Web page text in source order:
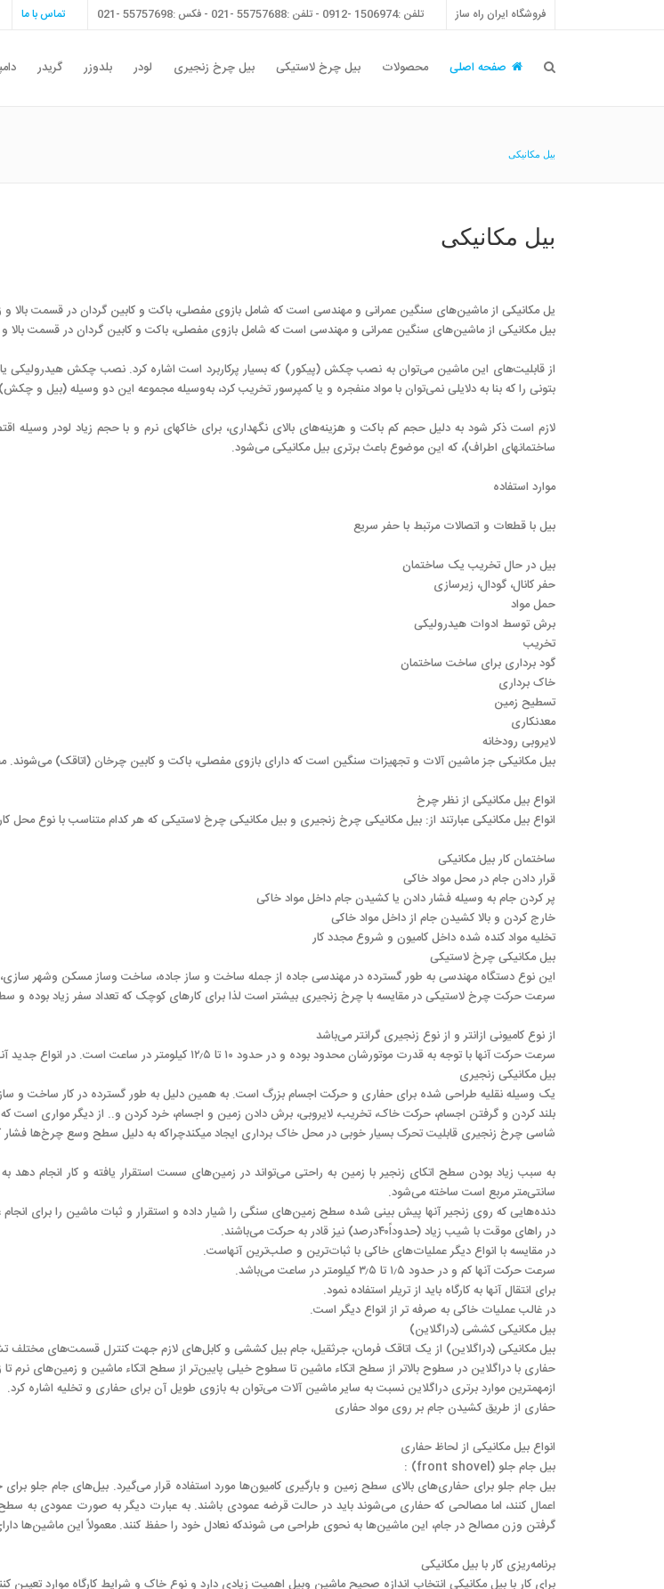
تماس با ما تلفن :1506974 -0912 - تلفن :55757688 -021 - فکس :55757698 -021 فروشگاه ایران راه ساز
گریدر بلدوزر لودر بیل چرخ زنجیری بیل چرخ لاستیکی محصولات صفحه اصلی
بیل مکانیکی
بیل مکانیکی
یل مکانیکی از ماشین‌های سنگین عمرانی و مهندسی است که شامل بازوی مفصلی، باکت و کابین گردان در قسمت بالا و
بیل مکانیکی از ماشین‌های سنگین عمرانی و مهندسی است که شامل بازوی مفصلی، باکت و کابین گردان در قسمت بالا
از قابلیت‌های این ماشین می‌توان به نصب چکش (پیکور) که بسیار پرکاربرد است اشاره کرد. نصب چکش هیدرولیکی
بتونی را که بنا به دلایلی نمی‌توان با مواد منفجره و یا کمپرسور تخریب کرد، به‌وسیله مجموعه این دو وسیله (بیل و
لازم است ذکر شود به دلیل حجم کم باکت و هزینه‌های بالای نگهداری، برای خاکهای نرم و با حجم زیاد لودر وسیله
ساختمانهای اطراف)، که این موضوع باعث برتری بیل مکانیکی می‌شود.
موارد استفاده
بیل با قطعات و اتصالات مرتبط با حفر سریع
بیل در حال تخریب یک ساختمان
حفر کانال، گودال، زیرسازی
حمل مواد
برش توسط ادوات هیدرولیکی
تخریب
گود برداری برای ساخت ساختمان
خاک برداری
تسطیح زمین
معدنکاری
لایروبی رودخانه
بیل مکانیکی جز ماشین آلات و تجهیزات سنگین است که دارای بازوی مفصلی، باکت و کابین چرخان (اتاقک)
انواع بیل مکانیکی از نظر چرخ
انواع بیل مکانیکی عبارتند از: بیل مکانیکی چرخ زنجیری و بیل مکانیکی چرخ لاستیکی که هر کدام متناسب با نوع محل
ساختمان کار بیل مکانیکی
قرار دادن جام در محل مواد خاکی
پر کردن جام به وسیله فشار دادن یا کشیدن جام داخل مواد خاکی
خارج کردن و بالا کشیدن جام از داخل مواد خاکی
تخلیه مواد کنده شده داخل کامیون و شروع مجدد کار
بیل مکانیکی چرخ لاستیکی
این نوع دستگاه مهندسی به طور گسترده در مهندسی جاده از جمله ساخت و ساز جاده، ساخت وساز مسکن وشهر سازی،
سرعت حرکت چرخ لاستیکی در مقایسه با چرخ زنجیری بیشتر است لذا برای کارهای کوچک که تعداد سفر زیاد بوده و
از نوع کامیونی ازانتر و از نوع زنجیری گرانتر می‌باشد
سرعت حرکت آنها با توجه به قدرت موتورشان محدود بوده و در حدود ۱۰ تا ۱۲٫۵ کیلومتر در ساعت است. در انواع جدید آنها نیز به ۴۰ کیلومتر در ساعت نیز می‌رسد.
بیل مکانیکی زنجیری
یک وسیله نقلیه طراحی شده برای حفاری و حرکت اجسام بزرگ است. به همین دلیل به طور گسترده در کار ساخت و ساز
بلند کردن و گرفتن اجسام، حرکت خاک، تخریب، لایروبی، برش دادن زمین و اجسام، خرد کردن و.. از دیگر مواری است
شاسی چرخ زنجیری قابلیت تحرک بسیار خوبی در محل خاک برداری ایجاد میکندچراکه به دلیل سطح وسع چرخ‌ها
سانتی‌متر مربع است ساخته می‌شود.
دنده‌هایی که روی زنجیر آنها پیش بینی شده سطح زمین‌های سنگی را شیار داده و استقرار و ثبات ماشین را برای
در راهای موقت با شیب زیاد (حدوداً۴۰درصد) نیز قادر به حرکت می‌باشند.
در مقایسه با انواع دیگر عملیات‌های خاکی با ثبات‌ترین و صلب‌ترین آنهاست.
سرعت حرکت آنها کم و در حدود ۱٫۵ تا ۳٫۵ کیلومتر در ساعت می‌باشد.
برای انتقال آنها به کارگاه باید از تریلر استفاده نمود.
در غالب عملیات خاکی به صرفه تر از انواع دیگر است.
بیل مکانیکی کششی (دراگلاین)
بیل مکانیکی (دراگلاین) از یک اتاقک فرمان، جرثقیل، جام بیل کششی و کابل‌های لازم جهت کنترل قسمت‌های
حفاری با دراگلاین در سطوح بالاتر از سطح اتکاء ماشین تا سطوح خیلی پایین‌تر از سطح اتکاء ماشین و زمین‌های
ازمهمترین موارد برتری دراگلاین نسبت به سایر ماشین آلات می‌توان به بازوی طویل آن برای حفاری و تخلیه اشاره کرد.
حفاری از طریق کشیدن جام بر روی مواد حفاری
انواع بیل مکانیکی از لحاظ حفاری
بیل جام جلو (front shovel) :
بیل جام جلو برای حفاری‌های بالای سطح زمین و بارگیری کامیون‌ها مورد استفاده قرار می‌گیرد. بیل‌های جام جلو
اعمال کنند، اما مصالحی که حفاری می‌شوند باید در حالت قرضه عمودی باشند. به عبارت دیگر به صورت عمودی به
گرفتن وزن مصالح در جام، این ماشین‌ها به نحوی طراحی می شوندکه نعادل خود را حفظ کنند. معمولاً این ماشین‌ها
برنامه‌ریزی کار با بیل مکانیکی
برای کار با بیل مکانیکی انتخاب اندازه صحیح ماشین وبیل اهمیت زیادی دارد و نوع خاک و شرایط کارگاه موارد تعیین